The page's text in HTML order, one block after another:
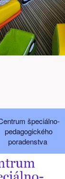
špeciálno-
pedagogického
poradenstva